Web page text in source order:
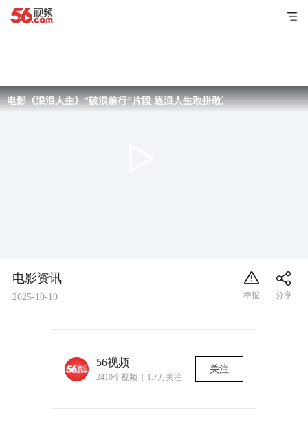
电影《浪浪人生》“破浪前行”片段 逐浪人生敢拼敢冲令观众狠狠共情
电影资讯
2025-10-10
56视频
2410个视频 | 1.7万关注
关注